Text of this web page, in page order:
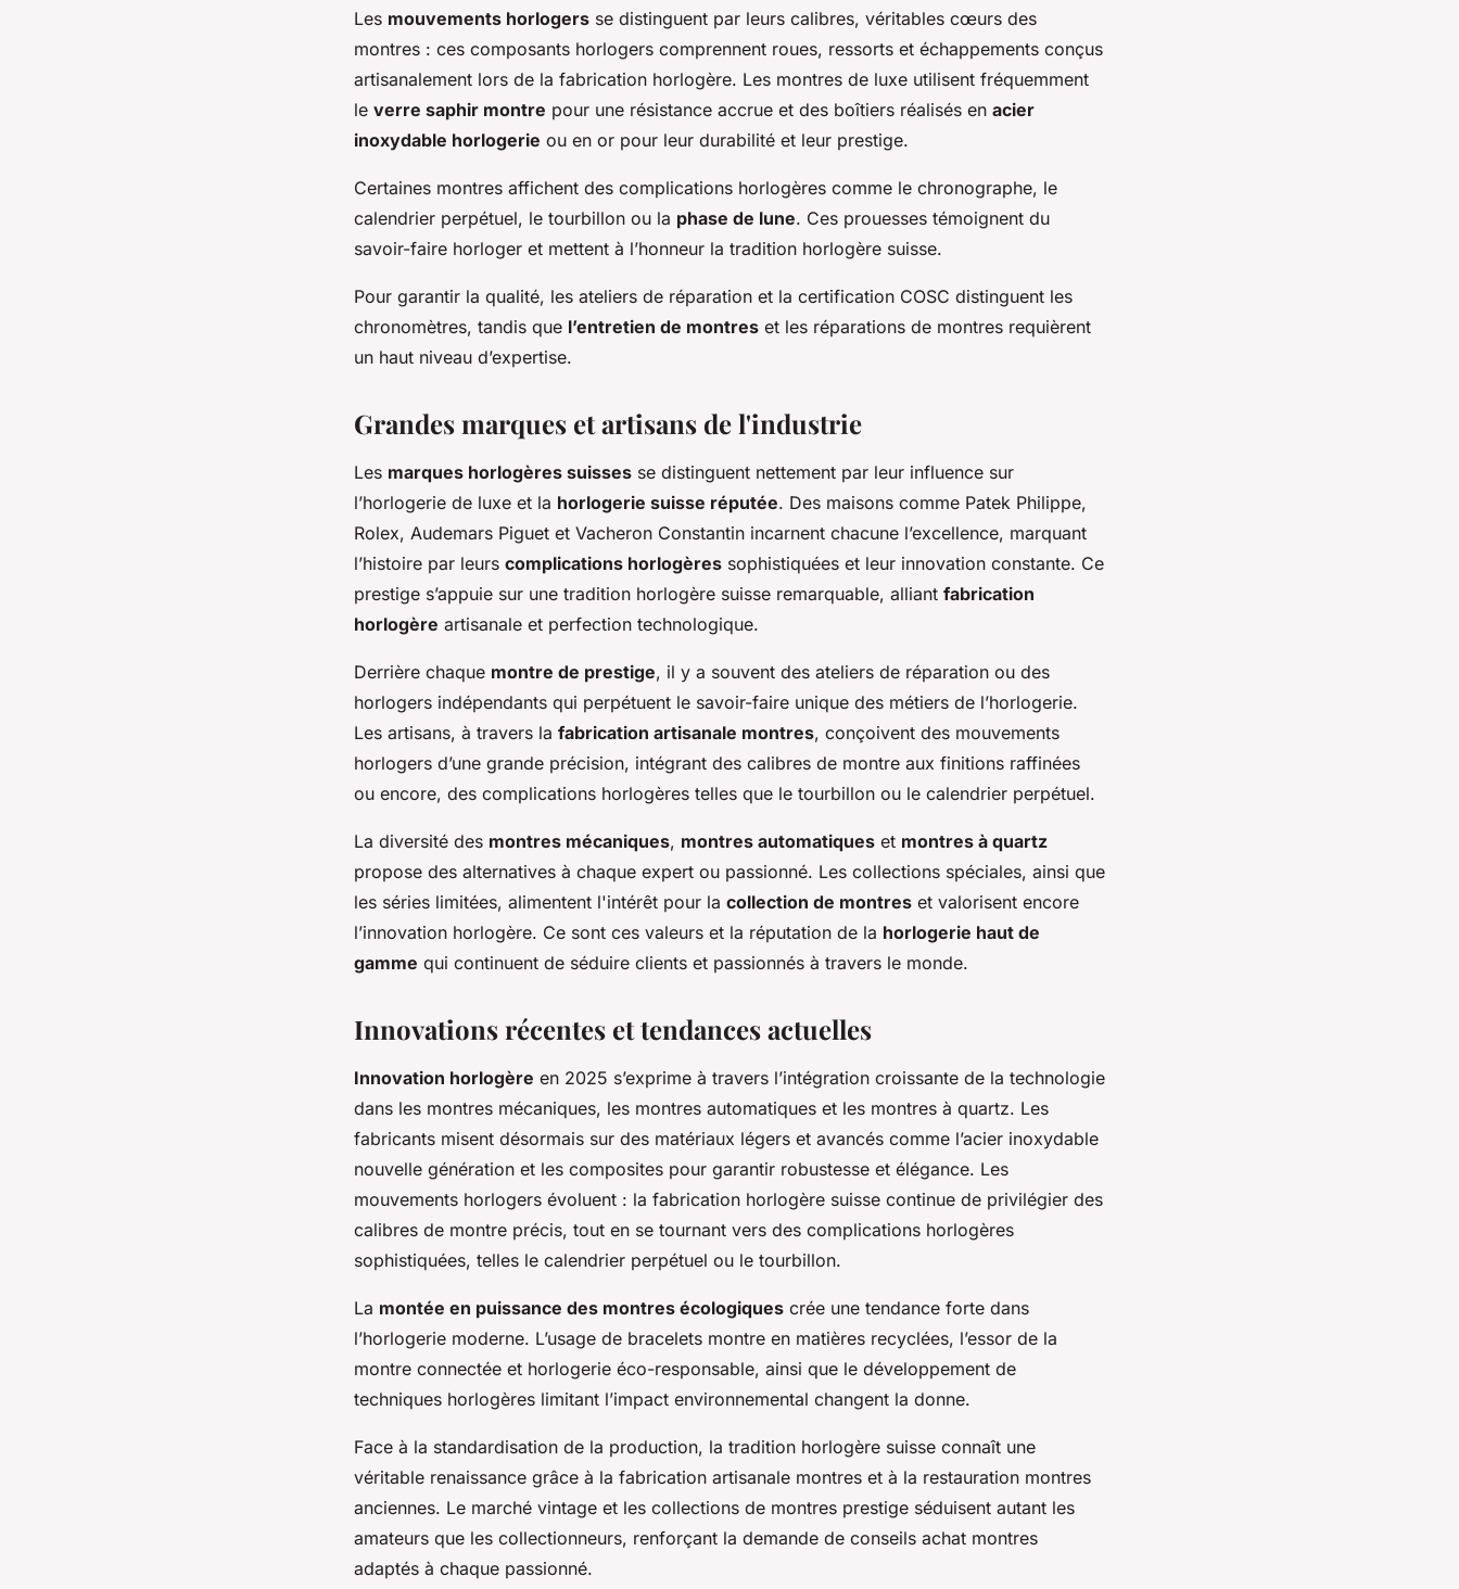
Les mouvements horlogers se distinguent par leurs calibres, véritables cœurs des
montres : ces composants horlogers comprennent roues, ressorts et échappements conçus
artisanalement lors de la fabrication horlogère. Les montres de luxe utilisent fréquemment
le verre saphir montre pour une résistance accrue et des boîtiers réalisés en acier
inoxydable horlogerie ou en or pour leur durabilité et leur prestige.
Certaines montres affichent des complications horlogères comme le chronographe, le
calendrier perpétuel, le tourbillon ou la phase de lune. Ces prouesses témoignent du
savoir-faire horloger et mettent à l’honneur la tradition horlogère suisse.
Pour garantir la qualité, les ateliers de réparation et la certification COSC distinguent les
chronomètres, tandis que l’entretien de montres et les réparations de montres requièrent
un haut niveau d’expertise.
Grandes marques et artisans de l'industrie
Les marques horlogères suisses se distinguent nettement par leur influence sur
l’horlogerie de luxe et la horlogerie suisse réputée. Des maisons comme Patek Philippe,
Rolex, Audemars Piguet et Vacheron Constantin incarnent chacune l’excellence, marquant
l’histoire par leurs complications horlogères sophistiquées et leur innovation constante. Ce
prestige s’appuie sur une tradition horlogère suisse remarquable, alliant fabrication
horlogère artisanale et perfection technologique.
Derrière chaque montre de prestige, il y a souvent des ateliers de réparation ou des
horlogers indépendants qui perpétuent le savoir-faire unique des métiers de l’horlogerie.
Les artisans, à travers la fabrication artisanale montres, conçoivent des mouvements
horlogers d’une grande précision, intégrant des calibres de montre aux finitions raffinées
ou encore, des complications horlogères telles que le tourbillon ou le calendrier perpétuel.
La diversité des montres mécaniques, montres automatiques et montres à quartz
propose des alternatives à chaque expert ou passionné. Les collections spéciales, ainsi que
les séries limitées, alimentent l'intérêt pour la collection de montres et valorisent encore
l’innovation horlogère. Ce sont ces valeurs et la réputation de la horlogerie haut de
gamme qui continuent de séduire clients et passionnés à travers le monde.
Innovations récentes et tendances actuelles
Innovation horlogère en 2025 s’exprime à travers l’intégration croissante de la technologie
dans les montres mécaniques, les montres automatiques et les montres à quartz. Les
fabricants misent désormais sur des matériaux légers et avancés comme l’acier inoxydable
nouvelle génération et les composites pour garantir robustesse et élégance. Les
mouvements horlogers évoluent : la fabrication horlogère suisse continue de privilégier des
calibres de montre précis, tout en se tournant vers des complications horlogères
sophistiquées, telles le calendrier perpétuel ou le tourbillon.
La montée en puissance des montres écologiques crée une tendance forte dans
l’horlogerie moderne. L’usage de bracelets montre en matières recyclées, l’essor de la
montre connectée et horlogerie éco-responsable, ainsi que le développement de
techniques horlogères limitant l’impact environnemental changent la donne.
Face à la standardisation de la production, la tradition horlogère suisse connaît une
véritable renaissance grâce à la fabrication artisanale montres et à la restauration montres
anciennes. Le marché vintage et les collections de montres prestige séduisent autant les
amateurs que les collectionneurs, renforçant la demande de conseils achat montres
adaptés à chaque passionné.